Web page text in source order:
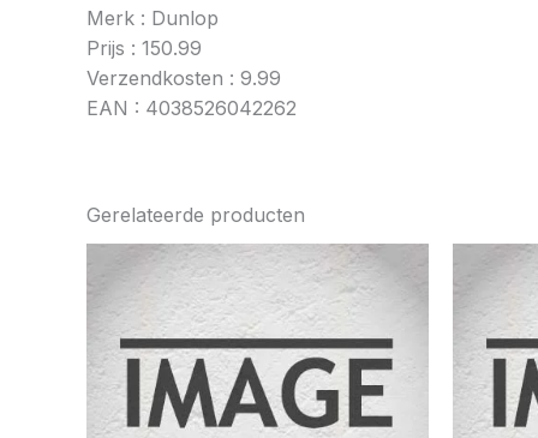
Merk : Dunlop
Prijs : 150.99
Verzendkosten : 9.99
EAN : 4038526042262
Gerelateerde producten